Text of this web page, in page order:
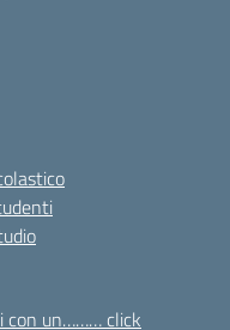
con un……… click